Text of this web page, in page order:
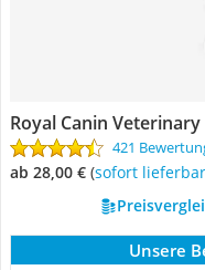
Royal Canin
421
ab 28,00 € ( Sofort lieferbar
Unsere